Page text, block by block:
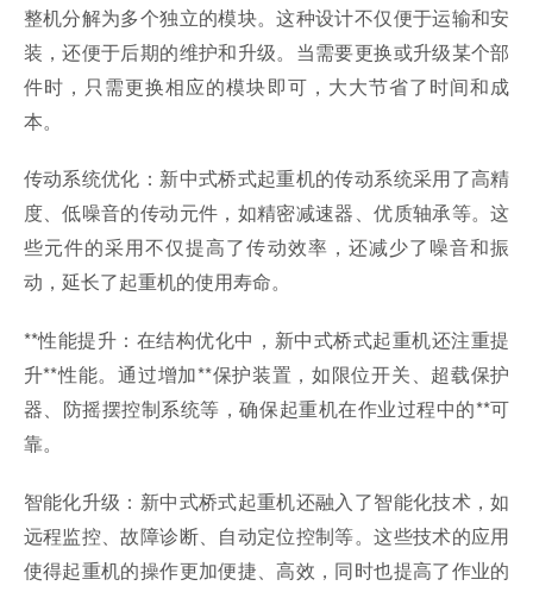
整机分解为多个独立的模块。这种设计不仅便于运输和安
装，还便于后期的维护和升级。当需要更换或升级某个部
件时，只需更换相应的模块即可，大大节省了时间和成
本。
传动系统优化：新中式桥式起重机的传动系统采用了高精
度、低噪音的传动元件，如精密减速器、优质轴承等。这
些元件的采用不仅提高了传动效率，还减少了噪音和振
动，延长了起重机的使用寿命。
**性能提升：在结构优化中，新中式桥式起重机还注重提
升**性能。通过增加**保护装置，如限位开关、超载保护
器、防摇摆控制系统等，确保起重机在作业过程中的**可
靠。
智能化升级：新中式桥式起重机还融入了智能化技术，如
远程监控、故障诊断、自动定位控制等。这些技术的应用
使得起重机的操作更加便捷、高效，同时也提高了作业的